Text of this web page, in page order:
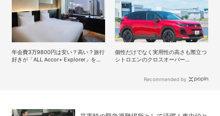
年会費3万9800円は安い？高い？旅行
好きが「ALL Accor+ Explorer」を使
個性だけでなく実用性の高さも際立つ
シトロエンのクロスオーバー
Recommended by